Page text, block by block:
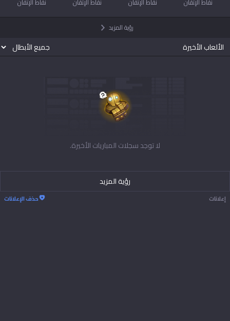
رؤية المزيد
الألعاب الأخيرة
لا توجد سجلات المباريات الأخيرة.
رؤية المزيد
إعلانات حذف الإعلانات